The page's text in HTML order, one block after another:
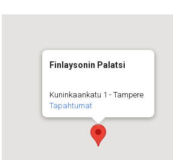
Finlaysonin Palatsi
Kuninkaankatu 1 - Tampere
Tapahtumat